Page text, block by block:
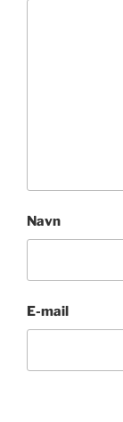
Navn
E-mail